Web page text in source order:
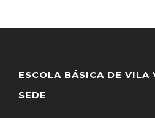
ESCOLA BÁSICA DE VILA
SEDE